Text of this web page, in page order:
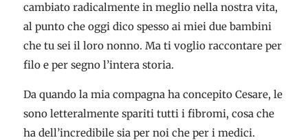
cambiato radicalmente in meglio nella nostra vita,
al punto che oggi dico spesso ai miei due bambini
che tu sei il loro nonno. Ma ti voglio raccontare per
filo e per segno l’intera storia.
Da quando la mia compagna ha concepito Cesare, le
sono letteralmente spariti tutti i fibromi, cosa che
ha dell’incredibile sia per noi che per i medici.